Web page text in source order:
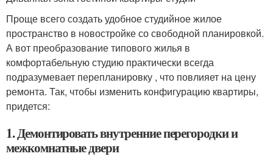
Проще всего создать удобное студийное жилое
пространство в новостройке со свободной планировкой.
А вот преобразование типового жилья в
комфортабельную студию практически всегда
подразумевает перепланировку , что повлияет на цену
ремонта. Так, чтобы изменить конфигурацию квартиры,
придется:
1. Демонтировать внутренние перегородки и
межкомнатные двери